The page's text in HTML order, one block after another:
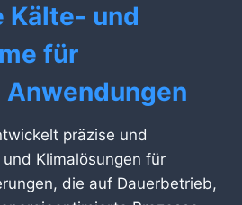
Kälte- und
für
präzise und
Klimalösungen für
die auf Dauerbetrieb,